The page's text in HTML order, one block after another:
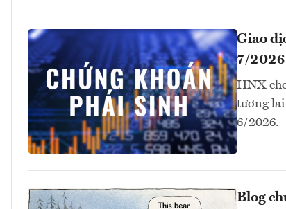
Giao
7/2026
HNX
tương lai
6/2026.
Blog